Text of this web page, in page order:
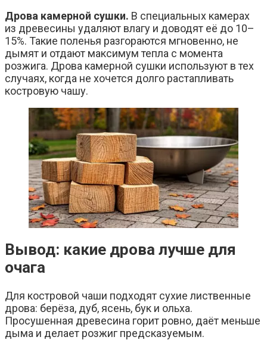
Дрова камерной сушки. В специальных камерах
из древесины удаляют влагу и доводят её до 10–
15%. Такие поленья разгораются мгновенно, не
дымят и отдают максимум тепла с момента
розжига. Дрова камерной сушки используют в тех
случаях, когда не хочется долго растапливать
костровую чашу.
Вывод: какие дрова лучше для
очага
Для костровой чаши подходят сухие лиственные
дрова: берёза, дуб, ясень, бук и ольха.
Просушенная древесина горит ровно, даёт меньше
дыма и делает розжиг предсказуемым.